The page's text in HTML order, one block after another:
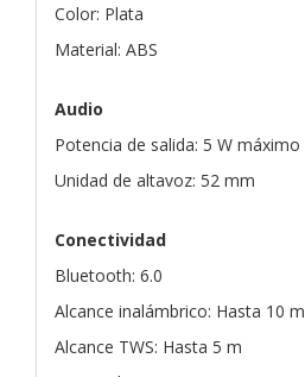
Color: Plata
Material: ABS
Audio
Potencia de salida: 5 W máximo
Unidad de altavoz: 52 mm
Conectividad
Bluetooth: 6.0
Alcance inalámbrico: Hasta 10 m
Alcance TWS: Hasta 5 m